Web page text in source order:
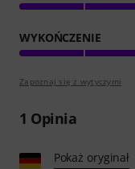
WYKOŃCZENIE
Zapoznaj się z wytyczymi
1 Opinia
Pokaż oryginał